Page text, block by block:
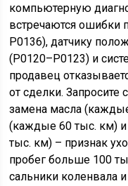
компьютерную
встречаются ошибки
P0136), датчику
(P0120–P0123) и
продавец
от сделки. Запросите
замена масла
(каждые 60 тыс. км)
тыс. км) – признак
пробег больше 100
сальники коленвала